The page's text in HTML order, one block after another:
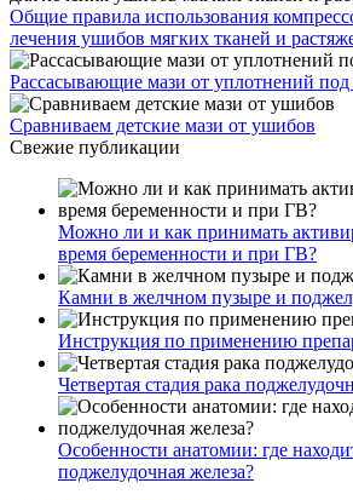
Общие правила использования
лечения ушибов мягких тканей и
Рассасывающие мази от уплотнений
Сравниваем детские мази от ушибов
Свежие публикации
Можно ли и как принимать
время беременности и при ГВ?
Камни в желчном пузыре и
Инструкция по применению
Четвертая стадия рака
Особенности анатомии: где
поджелудочная железа?